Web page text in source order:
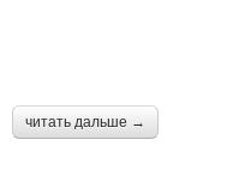
читать дальше →